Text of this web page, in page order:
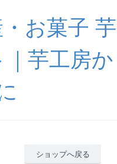
お菓子 芋
芋工房か
ショップへ戻る